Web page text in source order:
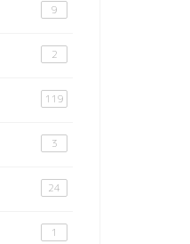
9
2
119
3
24
1